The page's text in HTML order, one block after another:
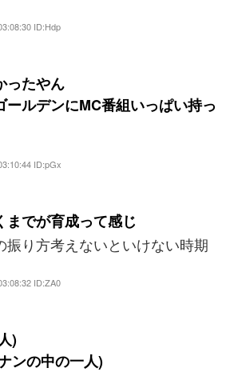
ID:Hdp
ったやん
ールデンにMC番組いっぱい持っ
ID:pGx
までが育成って感じ
振り方考えないといけない時期
ID:ZA0
)
ンの中の一人)